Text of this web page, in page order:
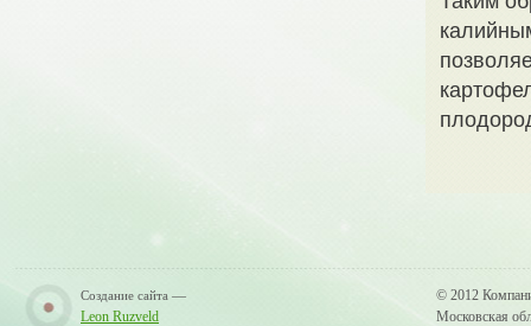
Создание сайта —
Leon Ruzveld
© 2012
Московская